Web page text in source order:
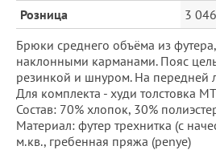
Розница
3
Брюки среднего объёма из
наклонными карманами. Пояс
резинкой и шнуром. На передней
Для комплекта - худи толстовка
Состав: 70% хлопок, 30%
Материал: футер трехнитка (с
м.кв., гребенная пряжа (penye)